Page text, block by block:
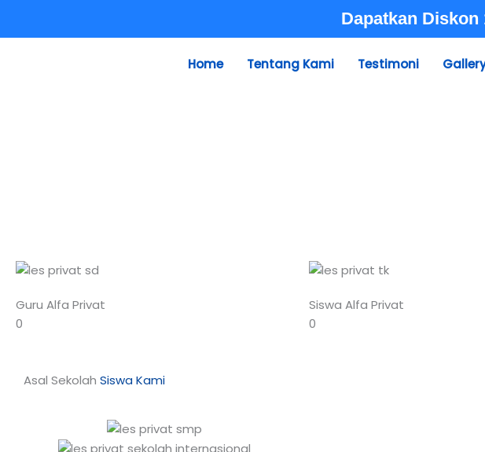
Dapatkan Diskon
Home Tentang Kami Testimoni
Guru Alfa Privat
0
Siswa Alfa Privat
0
Asal Sekolah Siswa Kami